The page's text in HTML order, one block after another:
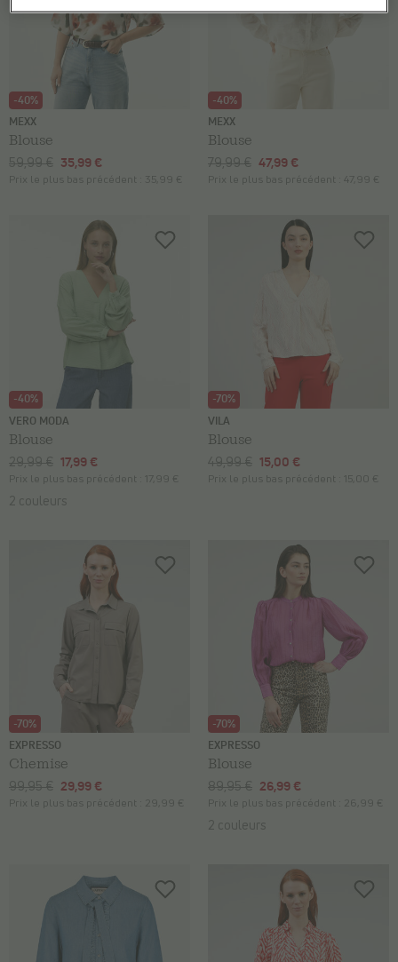
-40%
MEXX
Blouse
59,99 € 35,99 €
Prix le plus bas précédent : 35,99 €
-40%
MEXX
Blouse
79,99 € 47,99 €
Prix le plus bas précédent : 47,99 €
-40%
VERO MODA
Blouse
29,99 € 17,99 €
Prix le plus bas précédent : 17,99 €
2 couleurs
-70%
VILA
Blouse
49,99 € 15,00 €
Prix le plus bas précédent : 15,00 €
-70%
EXPRESSO
Chemise
99,95 € 29,99 €
Prix le plus bas précédent : 29,99 €
-70%
EXPRESSO
Blouse
89,95 € 26,99 €
Prix le plus bas précédent : 26,99 €
2 couleurs